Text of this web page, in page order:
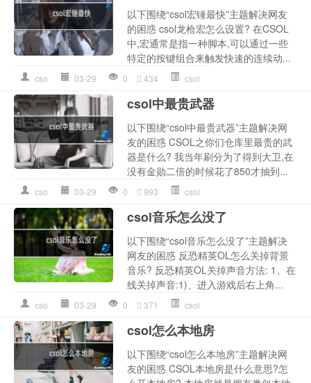
以下围绕“csol宏锤最快”主题解决网友
的困惑 csol龙枪宏怎么设置? 在CSOL
中,宏通常是指一种脚本,可以通过一些
特定的按键组合来触发快速的连续动...
cso 03-29 0 434 csol
csol中最贵武器
以下围绕“csol中最贵武器”主题解决网
友的困惑 CSOL之你们仓库里最贵的武
器是什么? 我当年刷分为了得到大卫,在
没有金勋二倍的时候花了850才抽到...
cso 03-29 0 993 csol
csol音乐怎么没了
以下围绕“csol音乐怎么没了”主题解决
网友的困惑 反恐精英OL怎么关掉背景
音乐? 反恐精英OL关掉声音方法: 1、在
线关掉声音:1)、进入游戏后右上角...
cso 03-29 0 371 csol
csol怎么本地房
以下围绕“csol怎么本地房”主题解决网
友的困惑 CSOL本地房是什么意思?怎